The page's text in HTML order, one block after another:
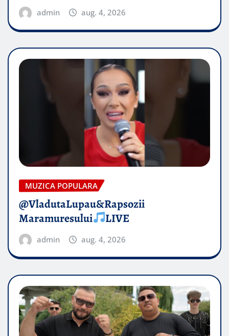
admin aug. 4, 2026
MUZICA POPULARA
@VladutaLupau&Rapsozii
Maramuresului
LIVE
admin aug. 4, 2026